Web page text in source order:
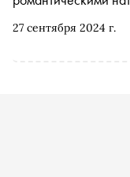
27 сентября 2024 г.
впечатлениях от